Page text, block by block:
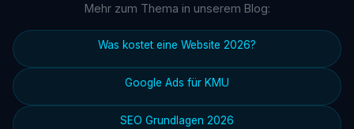
Mehr zum Thema in unserem Blog:
Was kostet eine Website 2026?
Google Ads für KMU
SEO Grundlagen 2026